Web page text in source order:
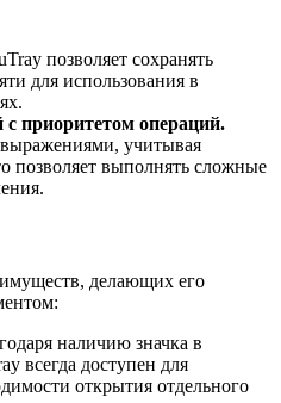
позволяет сохранять
для использования в
приоритетом операций.
выражениями, учитывая
позволяет выполнять сложные
делающих его
наличию значка в
всегда доступен для
открытия отдельного